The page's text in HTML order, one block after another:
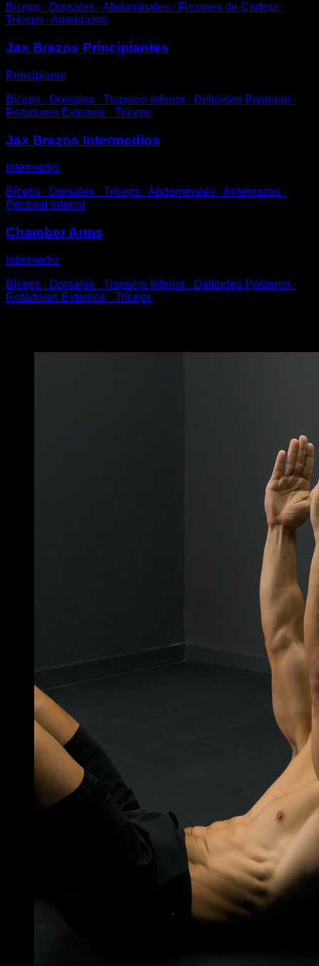
Bíceps ∙ Dorsales ∙ Abdominales ∙ Flexores de Cadera ∙
Tríceps ∙ Antebrazos
Jax Brazos Principiantes
Principiante
Bíceps ∙ Dorsales ∙ Trapecio Inferior ∙ Deltoides Posterior ∙
Rotadores Externos ∙ Tríceps
Jax Brazos Intermedios
Intermedio
Bíceps ∙ Dorsales ∙ Tríceps ∙ Abdominales ∙ Antebrazos ∙
Pectoral Inferior
Chamber Arms
Intermedio
Bíceps ∙ Dorsales ∙ Trapecio Inferior ∙ Deltoides Posterior ∙
Rotadores Externos ∙ Tríceps